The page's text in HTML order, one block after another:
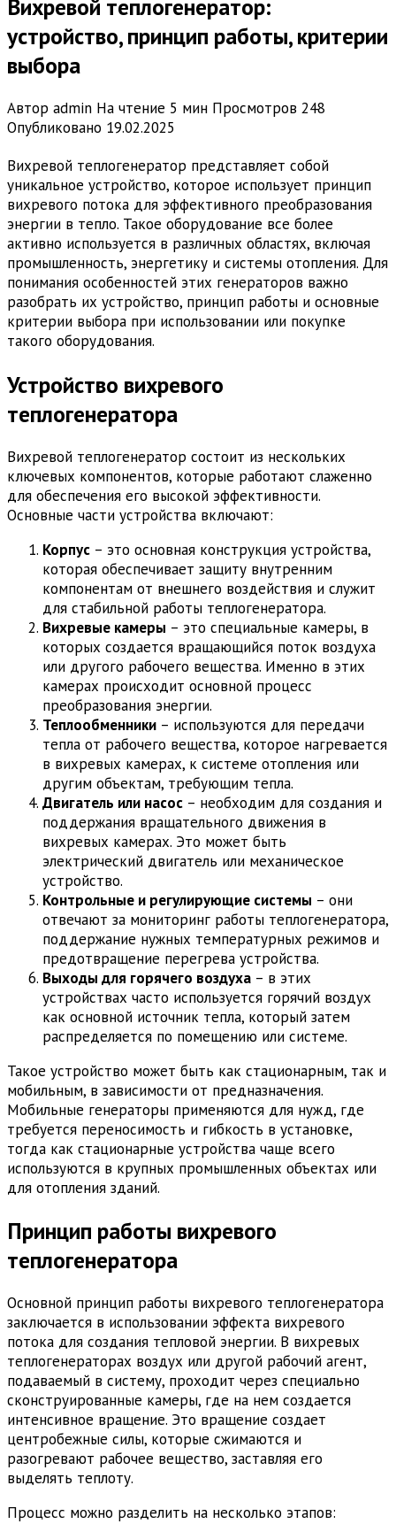
Вихревой теплогенератор:
устройство, принцип работы, критерии
выбора
Автор admin На чтение 5 мин Просмотров 248
Опубликовано 19.02.2025
Вихревой теплогенератор представляет собой
уникальное устройство, которое использует принцип
вихревого потока для эффективного преобразования
энергии в тепло. Такое оборудование все более
активно используется в различных областях, включая
промышленность, энергетику и системы отопления. Для
понимания особенностей этих генераторов важно
разобрать их устройство, принцип работы и основные
критерии выбора при использовании или покупке
такого оборудования.
Устройство вихревого
теплогенератора
Вихревой теплогенератор состоит из нескольких
ключевых компонентов, которые работают слаженно
для обеспечения его высокой эффективности.
Основные части устройства включают:
Корпус – это основная конструкция устройства,
которая обеспечивает защиту внутренним
компонентам от внешнего воздействия и служит
для стабильной работы теплогенератора.
Вихревые камеры – это специальные камеры, в
которых создается вращающийся поток воздуха
или другого рабочего вещества. Именно в этих
камерах происходит основной процесс
преобразования энергии.
Теплообменники – используются для передачи
тепла от рабочего вещества, которое нагревается
в вихревых камерах, к системе отопления или
другим объектам, требующим тепла.
Двигатель или насос – необходим для создания и
поддержания вращательного движения в
вихревых камерах. Это может быть
электрический двигатель или механическое
устройство.
Контрольные и регулирующие системы – они
отвечают за мониторинг работы теплогенератора,
поддержание нужных температурных режимов и
предотвращение перегрева устройства.
Выходы для горячего воздуха – в этих
устройствах часто используется горячий воздух
как основной источник тепла, который затем
распределяется по помещению или системе.
Такое устройство может быть как стационарным, так и
мобильным, в зависимости от предназначения.
Мобильные генераторы применяются для нужд, где
требуется переносимость и гибкость в установке,
тогда как стационарные устройства чаще всего
используются в крупных промышленных объектах или
для отопления зданий.
Принцип работы вихревого
теплогенератора
Основной принцип работы вихревого теплогенератора
заключается в использовании эффекта вихревого
потока для создания тепловой энергии. В вихревых
теплогенераторах воздух или другой рабочий агент,
подаваемый в систему, проходит через специально
сконструированные камеры, где на нем создается
интенсивное вращение. Это вращение создает
центробежные силы, которые сжимаются и
разогревают рабочее вещество, заставляя его
выделять теплоту.
Процесс можно разделить на несколько этапов: